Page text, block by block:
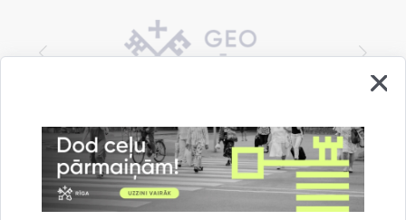
Vai šī informācija bija noderīga?